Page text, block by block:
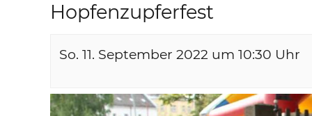
Hopfenzupferfest
So. 11. September 2022 um 10:30 Uhr